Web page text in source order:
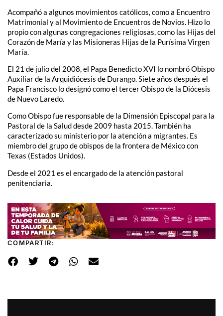
Acompañó a algunos movimientos católicos, como a Encuentro
Matrimonial y al Movimiento de Encuentros de Novios. Hizo lo
propio con algunas congregaciones religiosas, como las Hijas del
Corazón de María y las Misioneras Hijas de la Purísima Virgen
María.
El 21 de julio del 2008, el Papa Benedicto XVI lo nombró Obispo
Auxiliar de la Arquidiócesis de Durango. Siete años después el
Papa Francisco lo designó como el tercer Obispo de la Diócesis
de Nuevo Laredo.
Como Obispo fue responsable de la Dimensión Episcopal para la
Pastoral de la Salud desde 2009 hasta 2015. También ha
caracterizado su ministerio por la atención a migrantes. Es
miembro del grupo de obispos de la frontera de México con
Texas (Estados Unidos).
Desde el 2021 es el encargado de la atención pastoral
penitenciaria.
COMPARTIR: